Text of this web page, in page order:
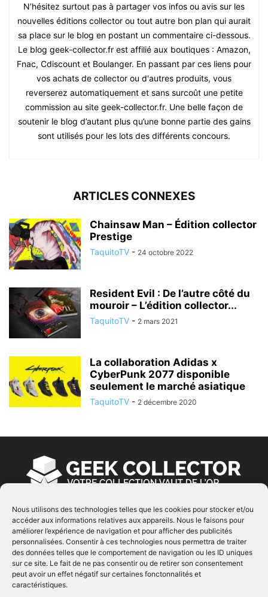
Nous utilisons des technologies telles que les cookies pour stocker et/ou
accéder aux informations relatives aux appareils. Nous le faisons pour
améliorer l’expérience de navigation et pour afficher des publicités
personnalisées. Consentir à ces technologies nous permettra de traiter
des données telles que le comportement de navigation ou les ID uniques
sur ce site. Le fait de ne pas consentir ou de retirer son consentement
peut avoir un effet négatif sur certaines fonctonnalités et
caractéristiques.
N’hésitez surtout pas à partager vos infos ou avis sur les
nouvelles éditions collector ou tout autre bon plan qui aurait
sa place sur le blog en postant un commentaire ci-dessous.
Le blog geek-collector.fr est affilié aux boutiques : Amazon,
Fnac, Cdiscount et Boulanger. En passant par ces liens pour
vos achats de collector ou d'autres produits, vous
reverserez automatiquement et sans surcoût une petite
commission au site geek-collector.fr. Une belle façon de
soutenir le blog d’autant plus qu’une bonne partie des gains
sont utilisés pour les lots des différents concours.
ARTICLES CONNEXES
Chainsaw Man – Édition collector
Prestige
TaquitoTV - 24 octobre 2022
Resident Evil : De l’autre côté du
mouroir – L’édition collector...
TaquitoTV - 2 mars 2021
La collaboration Adidas x
CyberPunk 2077 disponible
seulement le marché asiatique
TaquitoTV - 2 décembre 2020
À PROPOS
© Copyright 2022 | Produit parEIMAI| Tous Droits
Réservés